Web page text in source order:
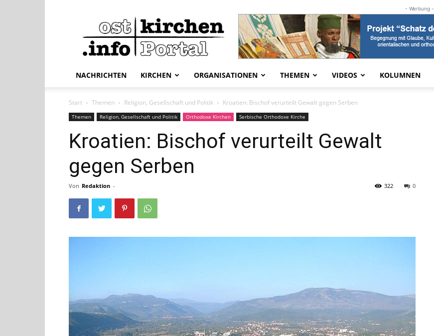
ostkirchen.info
- Werbung -
NACHRICHTEN KIRCHEN ORGANISATIONEN THEMEN VIDEOS KOLUMNEN
Start Themen Religion, Gesellschaft und Politik Kroatien: Bischof verurteilt Gewalt gegen Serben
Themen Religion, Gesellschaft und Politik Orthodoxe Kirchen Serbische Orthodoxe Kirche
Kroatien: Bischof verurteilt Gewalt
gegen Serben
Von Redaktion - 0
322